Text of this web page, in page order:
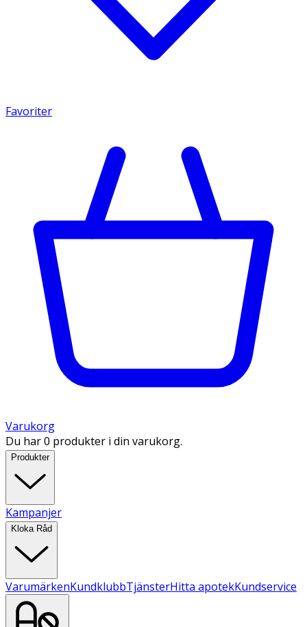
Favoriter
Varukorg
Du har 0 produkter i din varukorg.
Produkter
Kampanjer
Kloka Råd
VarumärkenKundklubbTjänsterHitta apotekKundservice